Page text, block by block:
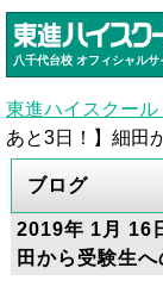
八千代台校 オフィシャルサ
東進ハイスクール
あと3日！】細田
ブログ
2019年 1月 16
田から受験生